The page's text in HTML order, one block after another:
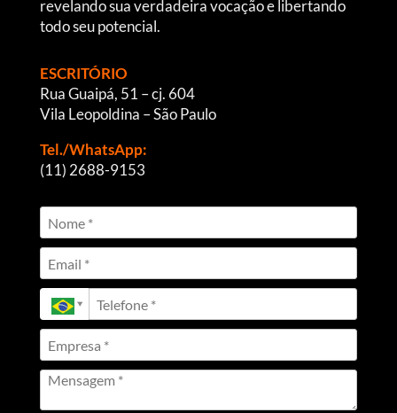
revelando sua verdadeira vocação e libertando
todo seu potencial.
ESCRITÓRIO
Rua Guaipá, 51 – cj. 604
Vila Leopoldina – São Paulo
Tel./WhatsApp:
(11) 2688-9153